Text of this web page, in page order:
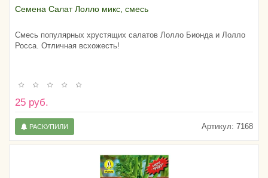
Семена Салат Лолло микс, смесь
Смесь популярных хрустящих салатов Лолло Бионда и Лолло
Росса. Отличная всхожесть!
25 руб.
Артикул: 7168
РАСКУПИЛИ